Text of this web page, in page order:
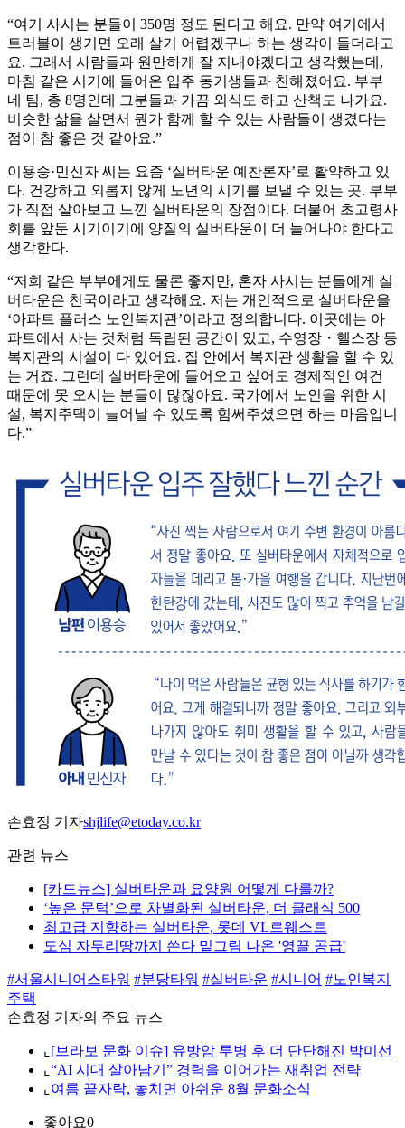
“여기 사시는 분들이 350명 정도 된다고 해요. 만약 여기에서
트러블이 생기면 오래 살기 어렵겠구나 하는 생각이 들더라고
요. 그래서 사람들과 원만하게 잘 지내야겠다고 생각했는데,
마침 같은 시기에 들어온 입주 동기생들과 친해졌어요. 부부
네 팀, 총 8명인데 그분들과 가끔 외식도 하고 산책도 나가요.
비슷한 삶을 살면서 뭔가 함께 할 수 있는 사람들이 생겼다는
점이 참 좋은 것 같아요.”
이용승·민신자 씨는 요즘 ‘실버타운 예찬론자’로 활약하고 있
다. 건강하고 외롭지 않게 노년의 시기를 보낼 수 있는 곳. 부부
가 직접 살아보고 느낀 실버타운의 장점이다. 더불어 초고령사
회를 앞둔 시기이기에 양질의 실버타운이 더 늘어나야 한다고
생각한다.
“저희 같은 부부에게도 물론 좋지만, 혼자 사시는 분들에게 실
버타운은 천국이라고 생각해요. 저는 개인적으로 실버타운을
‘아파트 플러스 노인복지관’이라고 정의합니다. 이곳에는 아
파트에서 사는 것처럼 독립된 공간이 있고, 수영장・헬스장 등
복지관의 시설이 다 있어요. 집 안에서 복지관 생활을 할 수 있
는 거죠. 그런데 실버타운에 들어오고 싶어도 경제적인 여건
때문에 못 오시는 분들이 많잖아요. 국가에서 노인을 위한 시
설, 복지주택이 늘어날 수 있도록 힘써주셨으면 하는 마음입니
다.”
손효정 기자shjlife@etoday.co.kr
관련 뉴스
[카드뉴스] 실버타운과 요양원 어떻게 다를까?
‘높은 문턱’으로 차별화된 실버타운, 더 클래식 500
최고급 지향하는 실버타운, 롯데 VL르웨스트
도심 자투리땅까지 쓴다 밑그림 나온 '영끌 공급'
#서울시니어스타워 #분당타워 #실버타운 #시니어 #노인복지
주택
손효정 기자의 주요 뉴스
⌞ [브라보 문화 이슈] 유방암 투병 후 더 단단해진 박미선
⌞ “AI 시대 살아남기” 경력을 이어가는 재취업 전략
⌞ 여름 끝자락, 놓치면 아쉬운 8월 문화소식
좋아요0